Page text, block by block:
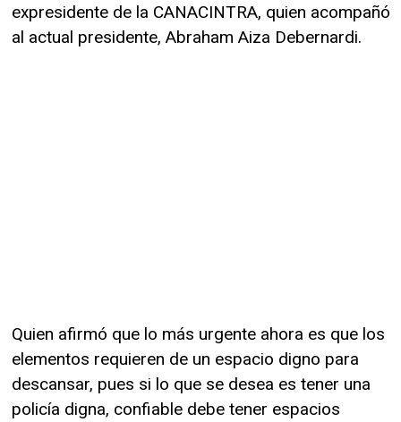
expresidente de la CANACINTRA, quien acompañó
al actual presidente, Abraham Aiza Debernardi.
Quien afirmó que lo más urgente ahora es que los
elementos requieren de un espacio digno para
descansar, pues si lo que se desea es tener una
policía digna, confiable debe tener espacios